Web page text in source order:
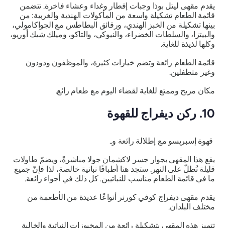
يقدم مقهى ليتل بوذا وجبات إفطار وغداء وعشاء فاخرة. تتضمن
قائمة الطعام تشكيلة واسعة من المأكولات الهندية والغربية: من
بينها تشكيلة من الخبز الهندي، ورقائق البطاطس مع الجواكامولي،
والبيتزا، والسلطات الخضراء، والنيوكي، والتاكو، وميلك شيك أوريو،
وكلها لذيذة للغاية.
قائمة الطعام رائعة وتضم خيارات كثيرة، والموظفون ودودون
وغير متطفلين.
مكان مريح وممتع للغاية لقضاء اليوم مع طعام رائع.
10. ركن ديفراج للقهوة
قهوة إسبريسو مع إطلالة رائعة و..
يقع هذا المقهى بجوار جسر لاكشمان جولا مباشرةً، ويضمّ طاولات
قليلة تُطلّ على النهر. ستجد هنا أطباقًا نباتية خالصة، لذا فإنّ جميع
ما في قائمة الطعام مناسب للنباتيين. كل ذلك في أجواء رائعة.
يقدم مقهى ديفراج كوفي كورنر أنواعًا عديدة من الأطعمة من
مختلف البلدان.
تتميز هذه المقهى بتشكيلة رائعة من المخبوزات النباتية والخالية